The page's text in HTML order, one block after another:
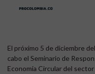
El próximo 5 de diciembre
cabo el Seminario de
Economía Circular del